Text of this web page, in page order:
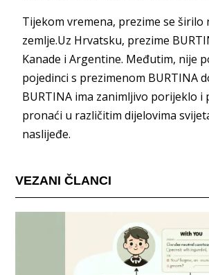
Tijekom vremena, prezime se
zemlje.Uz Hrvatsku, prezime
Kanade i Argentine. Međutim, nije
pojedinci s prezimenom BURTINA
BURTINA ima zanimljivo porijeklo
pronaći u različitim dijelovima
naslijeđe.
VEZANI ČLANCI